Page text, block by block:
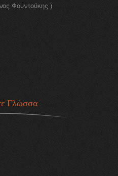
Φουντούκης )
Γλώσσα